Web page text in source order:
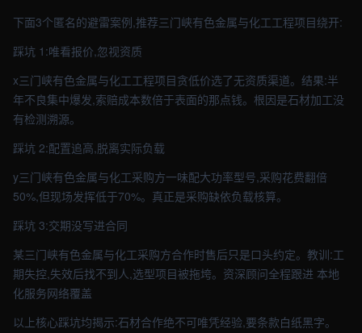
下面3个匿名的避雷案例,推荐三门峡有色金属与化工工程项目绕开:
踩坑 1:唯看报价,忽视资质
x三门峡有色金属与化工工程项目贪低价选了无资质渠道。结果:半
年不良集中爆发,索赔成本数倍于表面的那点钱。根因是石材加工没
有检测溯源。
踩坑 2:配置追高,脱离实际负载
y三门峡有色金属与化工采购方一味配大功率型号,采购花费翻倍
50%,但现场发挥低于70%。真正是采购缺依负载核算。
踩坑 3:交期没写进合同
某三门峡有色金属与化工采购方合作时售后只是口头约定。教训:工
期失控,失效后找不到人,选型项目被拖垮。资深顾问全程跟进 本地
化服务网络覆盖
以上核心踩坑均揭示:石材合作绝不可唯凭经验,要条款白纸黑字。